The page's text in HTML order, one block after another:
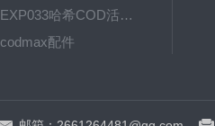
EXP033哈希COD活塞泵价格 EXP033
codmax配件